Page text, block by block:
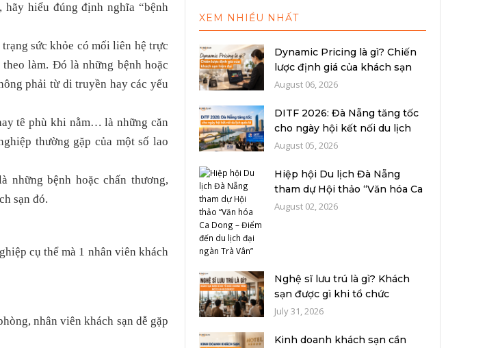
hãy hiểu đúng định nghĩa “bệnh
sức khỏe có mối liên hệ trực
làm. Đó là những bệnh hoặc
phải từ di truyền hay các yếu
tê phù khi nằm… là những căn
thường gặp của một số lao
những bệnh hoặc chấn thương,
sạn đó.
cụ thể mà 1 nhân viên khách
nhân viên khách sạn dễ gặp
XEM NHIỀU NHẤT
Dynamic Pricing là gì? Chiến
lược định giá của khách sạn
hiệ...
August 06, 2026
DITF 2026: Đà Nẵng tăng tốc
cho ngày hội kết nối du lịch
quố...
August 05, 2026
Hiệp hội Du lịch Đà Nẵng
tham dự Hội thảo “Văn hóa Ca
Dong –...
August 02, 2026
Nghệ sĩ lưu trú là gì? Khách
sạn được gì khi tổ chức
chương...
July 31, 2026
Kinh doanh khách sạn cần